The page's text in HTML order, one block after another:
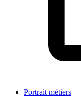
Portrait métiers